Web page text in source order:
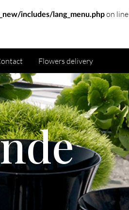
includes/lang_menu.phpon line
Flowers delivery